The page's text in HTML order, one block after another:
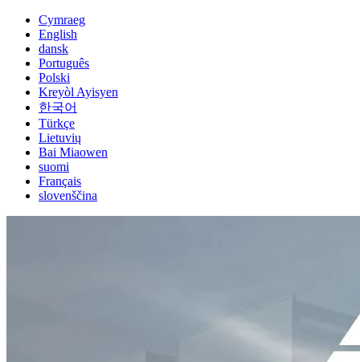
Cymraeg
English
dansk
Português
Polski
Kreyòl Ayisyen
한국어
Türkçe
Lietuvių
Bai Miaowen
suomi
Français
slovenščina